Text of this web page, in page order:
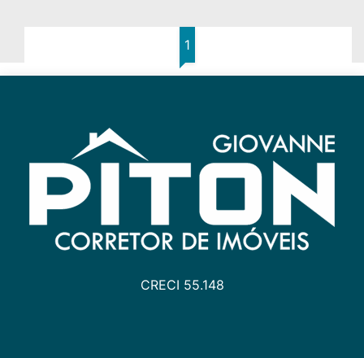
1
CRECI 55.148